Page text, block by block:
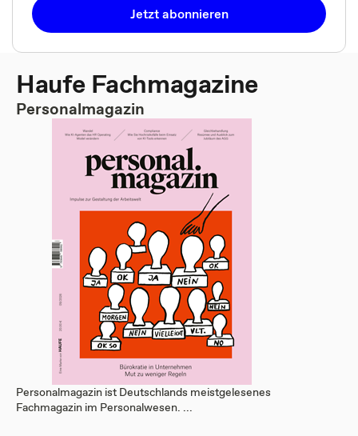
Jetzt abonnieren
Haufe Fachmagazine
Personalmagazin
Personalmagazin ist Deutschlands meistgelesenes
Fachmagazin im Personalwesen. ...